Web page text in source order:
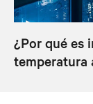
¿Por qué es
temperatura